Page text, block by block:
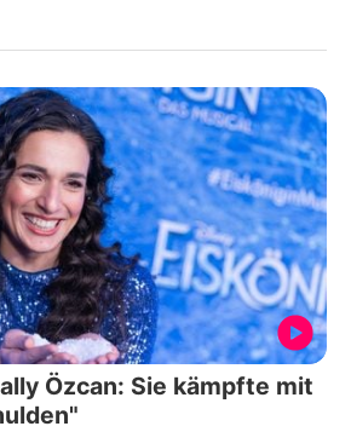
Özcan: Sie kämpfte mit